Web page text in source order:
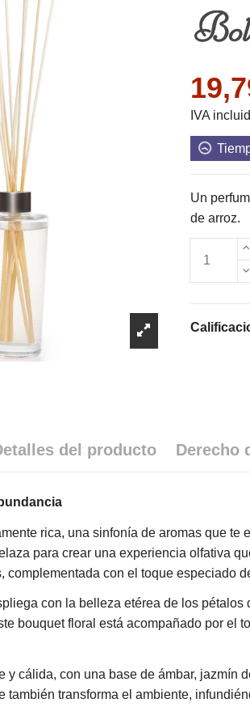
IVA
Un
de arroz.
del producto Derecho
rica, una sinfonía de aromas que
para crear una experiencia olfativa
con el toque especiado
con la belleza etérea de los
bouquet floral está acompañado por el
cálida, con una base de ámbar,
transforma el ambiente,